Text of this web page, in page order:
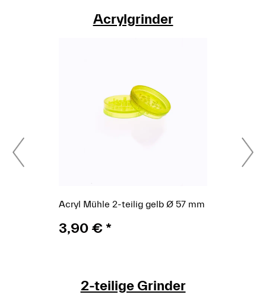
– von klassischen Holzmodellen über robuste Metallmühlen
bis hin zu modernen Kunststoff- und
wird das Material effizient zerkleinert, ohne dass die Fasern
zerquetscht werden. Viele Modelle besitzen zusätzliche
Ebenen, Magnetverschlüsse oder integrierte
machen.
Grinder aus Metall – vor allem aus eloxiertem Aluminium
Lebensdauer und eine angenehm glatte Laufruhe.
während Kunststoff- oder Acrylvarianten leicht, pflegeleicht
und farbintensiv sind. Je nach persönlicher Vorliebe lassen
sich kompakte Taschenmodelle oder größere Mühlen
Geräte, die sauber verarbeitet sind, zuverlässig arbeiten und
sich angenehm bedienen lassen. Ob du ein schlichtes
Acrylgrinder
Acryl Mühle 2-teilig gelb Ø 57 mm
3,90 €*
2-teilige Grinder